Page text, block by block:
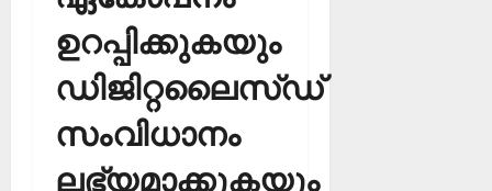
ഉറപ്പിക്കുകയും
ഡിജിറ്റലൈസ്ഡ്
സംവിധാനം
ലഭ്യമാക്കുകയും